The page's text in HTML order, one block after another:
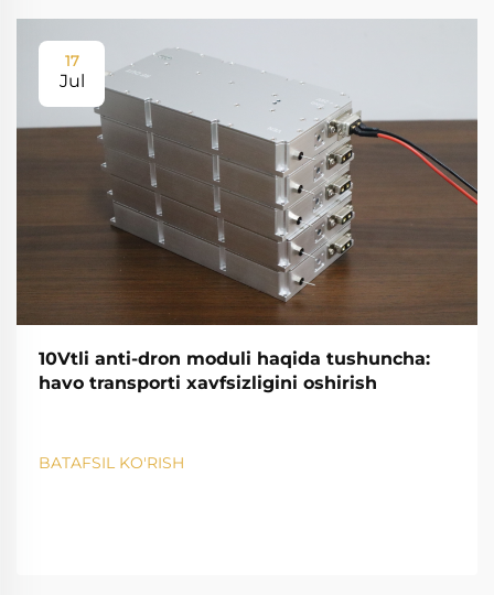
17
Jul
10Vtli anti-dron moduli haqida tushuncha:
havo transporti xavfsizligini oshirish
BATAFSIL KO'RISH